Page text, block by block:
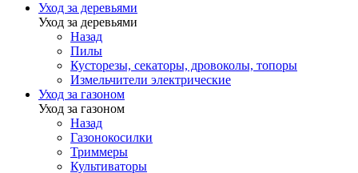
Уход за деревьями
Уход за деревьями
Назад
Пилы
Кусторезы, секаторы, дровоколы, топоры
Измельчители электрические
Уход за газоном
Уход за газоном
Назад
Газонокосилки
Триммеры
Культиваторы